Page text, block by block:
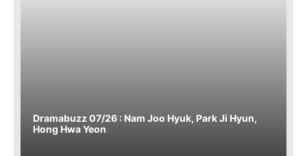
Dramabuzz 07/26 : Nam Joo Hyuk, Park Ji Hyun,
Hong Hwa Yeon